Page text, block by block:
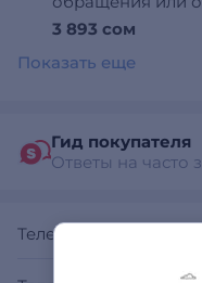
3 893 сом
Показать еще
Гид покупателя
Ответы на часто
Телевизоры